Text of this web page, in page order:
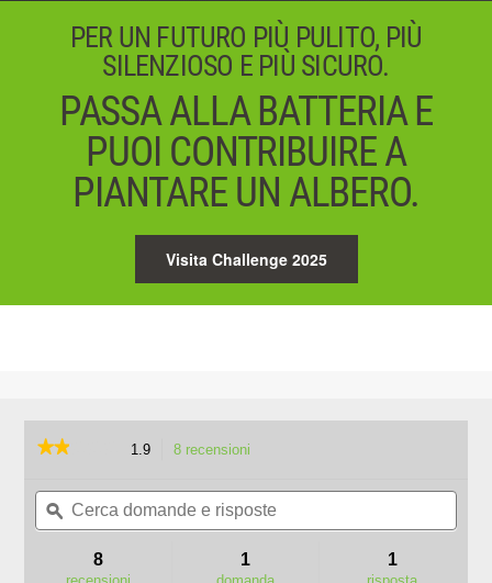
PER UN FUTURO PIÙ PULITO, PIÙ
SILENZIOSO E PIÙ SICURO.
PASSA ALLA BATTERIA E
PUOI CONTRIBUIRE A
PIANTARE UN ALBERO.
Visita Challenge 2025
★★★★★
★★★★★
5
recensioni
1.9 8 recensioni
alla
pagina
delle
Cerca
domande
e
ϙ
e
8 1 1